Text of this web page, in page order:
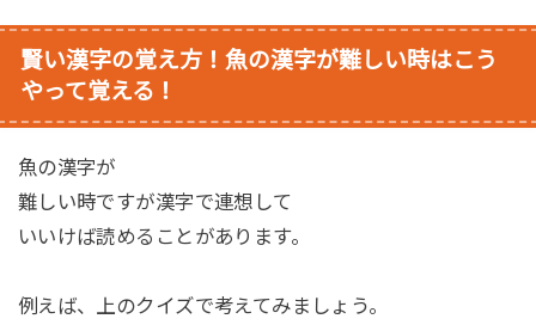
賢い漢字の覚え方！魚の漢字が難しい時はこう
やって覚える！
魚の漢字が
難しい時ですが漢字で連想して
いいけば読めることがあります。
例えば、上のクイズで考えてみましょう。